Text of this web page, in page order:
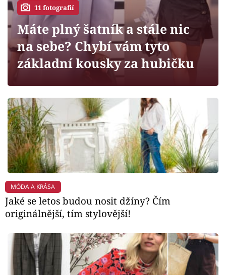
Sledujte prima+
Filmový festival Karlovy Vary
Mámy sobě
Přihlášení
Sledujte nás
11 fotografií
Máte plný šatník a stále nic
na sebe? Chybí vám tyto
základní kousky za hubičku
MÓDA A KRÁSA
Jaké se letos budou nosit džíny? Čím
originálnější, tím stylovější!